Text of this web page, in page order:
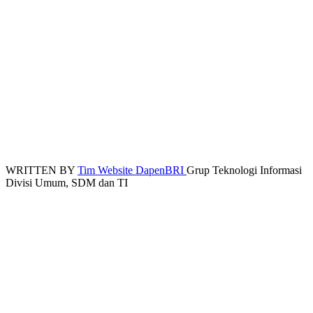
WRITTEN BY Tim Website DapenBRI Grup Teknologi Informasi
Divisi Umum, SDM dan TI